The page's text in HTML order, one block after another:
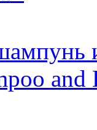
and